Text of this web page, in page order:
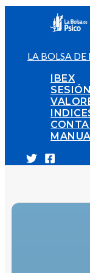
LA BOLSA DE
IBEX
SESIÓN